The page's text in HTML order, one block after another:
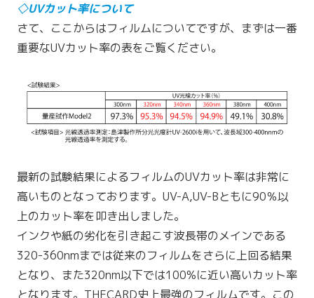
◇UVカット率について
さて、ここからはフィルムについてですが、まずは一番
重要なUVカット率の表をご覧ください。
最新の試験結果によるフィルムのUVカット率は非常に
高いものとなっております。UV-A,UV-Bともに90％以
上のカット率を叩き出しました。
インクや紙の劣化を引き起こす波長帯のメインである
320-360nmまでは従来のフィルムをさらに上回る結果
となり、また320nm以下では100%に近い高いカット率
となります。THECARD史上最強のフィルムです。この